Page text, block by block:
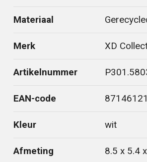
Materiaal
Merk XD
Artikelnummer
EAN-code
Kleur wit
Afmeting 8.5 x 5.4